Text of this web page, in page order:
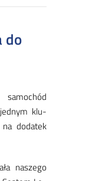
do
sa­mo­chód
klu­
do­da­tek
na­sze­go